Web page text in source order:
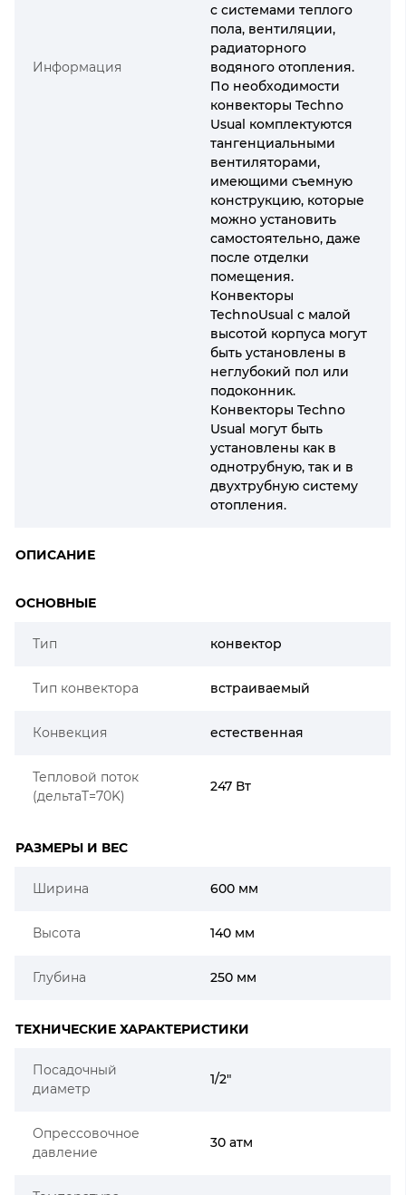
Информация
с системами теплого
пола, вентиляции,
радиаторного
водяного отопления.
По необходимости
конвекторы Techno
Usual комплектуются
тангенциальными
вентиляторами,
имеющими съемную
конструкцию, которые
можно установить
самостоятельно, даже
после отделки
помещения.
Конвекторы
TechnoUsual с малой
высотой корпуса могут
быть установлены в
неглубокий пол или
подоконник.
Конвекторы Techno
Usual могут быть
установлены как в
однотрубную, так и в
двухтрубную систему
отопления.
ОПИСАНИЕ
ОСНОВНЫЕ
Тип конвектор
Тип конвектора встраиваемый
Конвекция естественная
Тепловой поток
(дельтаT=70K)
247 Вт
РАЗМЕРЫ И ВЕС
Ширина 600 мм
Высота 140 мм
Глубина 250 мм
ТЕХНИЧЕСКИЕ ХАРАКТЕРИСТИКИ
Посадочный
диаметр
1/2"
Опрессовочное
давление
30 атм